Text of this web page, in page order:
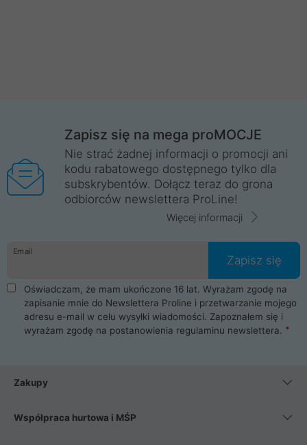
Zapisz się na mega proMOCJE
Nie strać żadnej informacji o promocji ani
kodu rabatowego dostępnego tylko dla
subskrybentów. Dołącz teraz do grona
odbiorców newslettera ProLine!
Więcej informacji
Email
Zapisz się
Oświadczam, że mam ukończone 16 lat. Wyrażam zgodę na
zapisanie mnie do Newslettera Proline i przetwarzanie mojego
adresu e-mail w celu wysyłki wiadomości. Zapoznałem się i
wyrażam zgodę na postanowienia regulaminu newslettera.
Zakupy
Współpraca hurtowa i MŚP